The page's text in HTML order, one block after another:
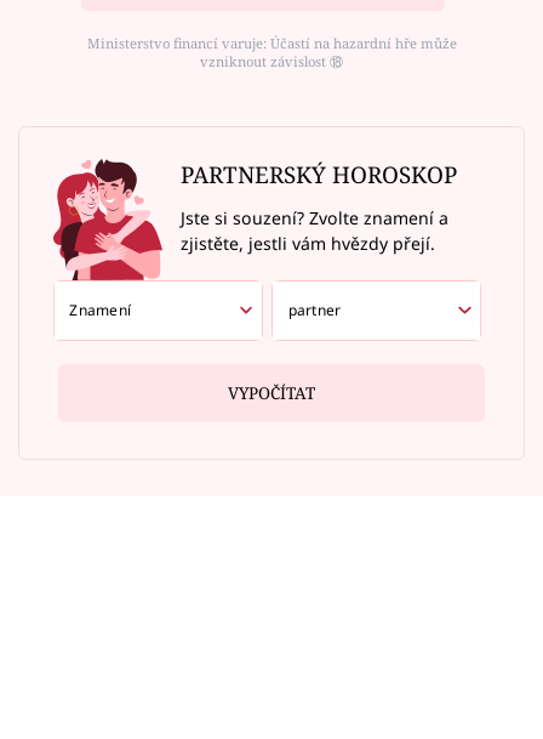
Ministerstvo financí varuje: Účastí na hazardní hře může
vzniknout závislost ⑱
PARTNERSKÝ HOROSKOP
Jste si souzení? Zvolte znamení a
zjistěte, jestli vám hvězdy přejí.
VYPOČÍTAT